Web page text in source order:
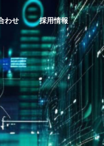
わせ 採用情報